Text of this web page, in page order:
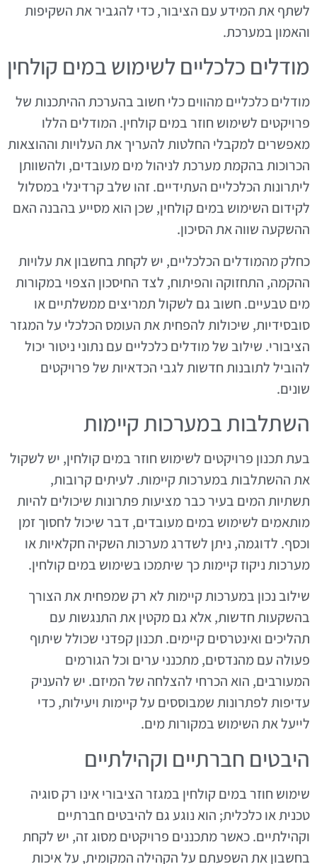
לשתף את המידע עם הציבור, כדי להגביר את השקיפות
והאמון במערכת.
מודלים כלכליים לשימוש במים קולחין
מודלים כלכליים מהווים כלי חשוב בהערכת ההיתכנות של
פרויקטים לשימוש חוזר במים קולחין. המודלים הללו
מאפשרים למקבלי החלטות להעריך את העלויות וההוצאות
הכרוכות בהקמת מערכת לניהול מים מעובדים, ולהשוותן
ליתרונות הכלכליים העתידיים. זהו שלב קרדינלי במסלול
לקידום השימוש במים קולחין, שכן הוא מסייע בהבנה האם
ההשקעה שווה את הסיכון.
כחלק מהמודלים הכלכליים, יש לקחת בחשבון את עלויות
ההקמה, התחזוקה והפיתוח, לצד החיסכון הצפוי במקורות
מים טבעיים. חשוב גם לשקול תמריצים ממשלתיים או
סובסידיות, שיכולות להפחית את העומס הכלכלי על המגזר
הציבורי. שילוב של מודלים כלכליים עם נתוני ניטור יכול
להוביל לתובנות חדשות לגבי הכדאיות של פרויקטים
שונים.
השתלבות במערכות קיימות
בעת תכנון פרויקטים לשימוש חוזר במים קולחין, יש לשקול
את ההשתלבות במערכות קיימות. לעיתים קרובות,
תשתיות המים בעיר כבר מציעות פתרונות שיכולים להיות
מותאמים לשימוש במים מעובדים, דבר שיכול לחסוך זמן
וכסף. לדוגמה, ניתן לשדרג מערכות השקיה חקלאיות או
מערכות ניקוז קיימות כך שיתמכו בשימוש במים קולחין.
שילוב נכון במערכות קיימות לא רק שמפחית את הצורך
בהשקעות חדשות, אלא גם מקטין את התנגשות עם
תהליכים ואינטרסים קיימים. תכנון קפדני שכולל שיתוף
פעולה עם מהנדסים, מתכנני ערים וכל הגורמים
המעורבים, הוא הכרחי להצלחה של המיזם. יש להעניק
עדיפות לפתרונות שמבוססים על קיימות ויעילות, כדי
לייעל את השימוש במקורות מים.
היבטים חברתיים וקהילתיים
שימוש חוזר במים קולחין במגזר הציבורי אינו רק סוגיה
טכנית או כלכלית; הוא נוגע גם להיבטים חברתיים
וקהילתיים. כאשר מתכננים פרויקטים מסוג זה, יש לקחת
בחשבון את השפעתם על הקהילה המקומית, על איכות